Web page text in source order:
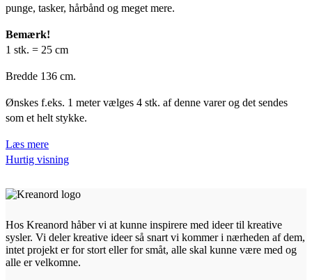
punge, tasker, hårbånd og meget mere.
Bemærk!
1 stk. = 25 cm
Bredde 136 cm.
Ønskes f.eks. 1 meter vælges 4 stk. af denne varer og det sendes
som et helt stykke.
Læs mere
Hurtig visning
Hos Kreanord håber vi at kunne inspirere med ideer til kreative
sysler. Vi deler kreative ideer så snart vi kommer i nærheden af dem,
intet projekt er for stort eller for småt, alle skal kunne være med og
alle er velkomne.